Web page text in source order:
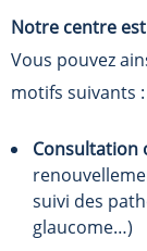
Notre centre
Vous pouvez
motifs suivants :
Consultation
suivi des
glaucome…)